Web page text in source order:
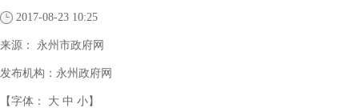
2017-08-23 10:25
来源： 永州市政府网
发布机构： 永州政府网
【字体： 大 中 小】